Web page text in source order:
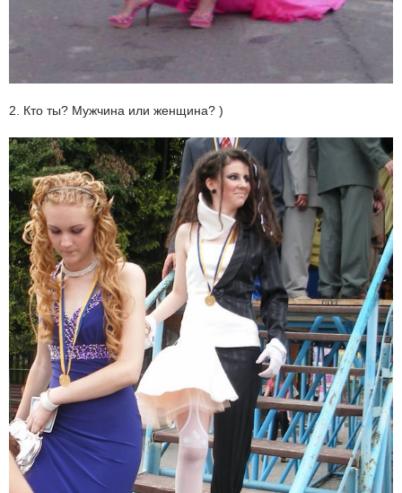
2. Кто ты? Мужчина или женщина? )